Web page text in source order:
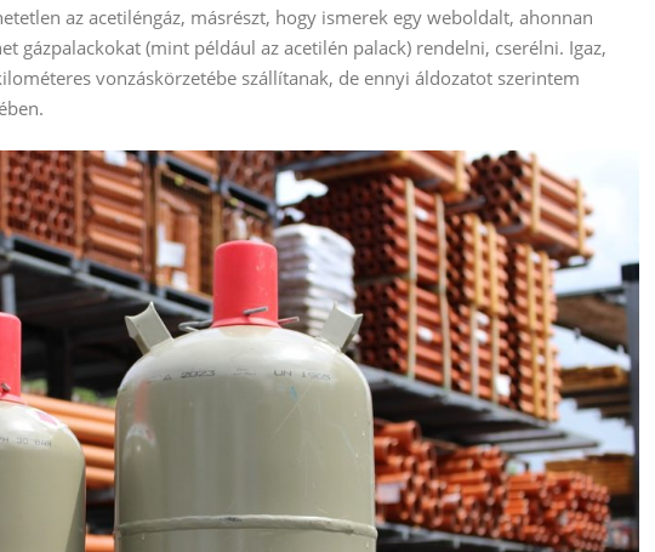
az acetiléngáz, másrészt, hogy ismerek egy weboldalt, ahonnan
gázpalackokat (mint például az acetilén palack) rendelni, cserélni. Igaz,
vonzáskörzetébe szállítanak, de ennyi áldozatot szerintem